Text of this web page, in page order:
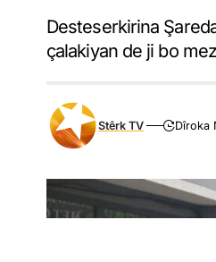
Desteserkirina
çalakiyan de ji bo
Stêrk TV Dîroka